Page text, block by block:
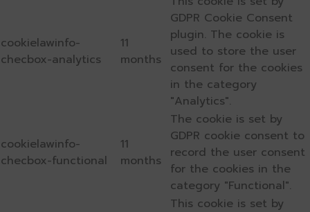
cookielawinfo-
checbox-analytics
11
months
GDPR Cookie Consent
plugin. The cookie is
used to store the user
consent for the cookies
in the category
"Analytics".
cookielawinfo-
checbox-functional
11
months
The cookie is set by
GDPR cookie consent to
record the user consent
for the cookies in the
category "Functional".
This cookie is set by